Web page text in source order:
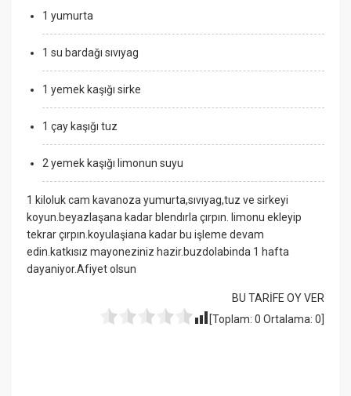
1 yumurta
1 su bardağı sıvıyag
1 yemek kaşığı sirke
1 çay kaşığı tuz
2 yemek kaşığı limonun suyu
1 kiloluk cam kavanoza yumurta,sıvıyag,tuz ve sirkeyi
koyun.beyazlaşana kadar blendırla çırpın. limonu ekleyip
tekrar çırpın.koyulaşiana kadar bu işleme devam
edin.katkısız mayoneziniz hazir.buzdolabinda 1 hafta
dayaniyor.Afiyet olsun
BU TARİFE OY VER
[Toplam: 0 Ortalama: 0